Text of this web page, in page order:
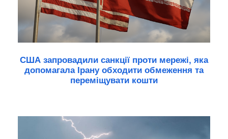
США запровадили санкції проти мережі, яка
допомагала Ірану обходити обмеження та
переміщувати кошти